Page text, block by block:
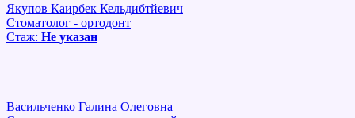
Якупов Каирбек Кельдибтйевич
Стоматолог - ортодонт
Стаж: Не указан
Васильченко Галина Олеговна